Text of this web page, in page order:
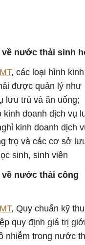
nước thải sinh
, các loại hình kinh
được quản lý như
lưu trú và ăn uống;
kinh doanh dịch vụ
kinh doanh dịch
trọ và các cơ sở
sinh, sinh viên
về nước thải công
, Quy chuẩn kỹ
quy định giá trị
nhiễm trong nước